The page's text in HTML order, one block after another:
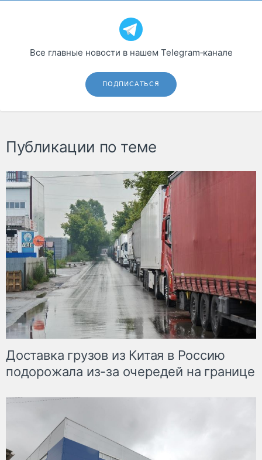
Все главные новости в нашем Telegram‑канале
ПОДПИСАТЬСЯ
Публикации по теме
Доставка грузов из Китая в Россию
подорожала из-за очередей на границе